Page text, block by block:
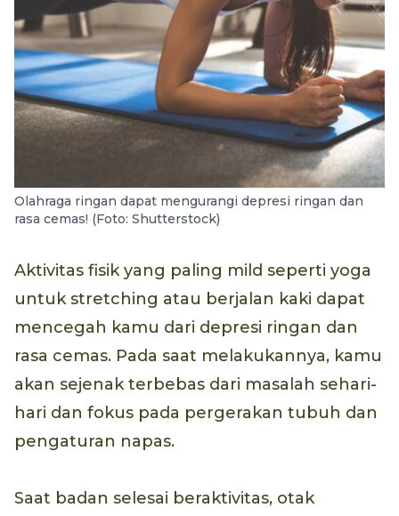
Olahraga ringan dapat mengurangi depresi ringan dan
rasa cemas! (Foto: Shutterstock)
Aktivitas fisik yang paling mild seperti yoga
untuk stretching atau berjalan kaki dapat
mencegah kamu dari depresi ringan dan
rasa cemas. Pada saat melakukannya, kamu
akan sejenak terbebas dari masalah sehari-
hari dan fokus pada pergerakan tubuh dan
pengaturan napas.
Saat badan selesai beraktivitas, otak